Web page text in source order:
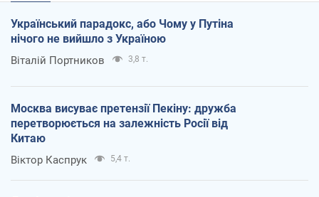
Український парадокс, або Чому у Путіна
нічого не вийшло з Україною
Віталій Портников 3,8 т.
Москва висуває претензії Пекіну: дружба
перетворюється на залежність Росії від
Китаю
Віктор Каспрук 5,4 т.